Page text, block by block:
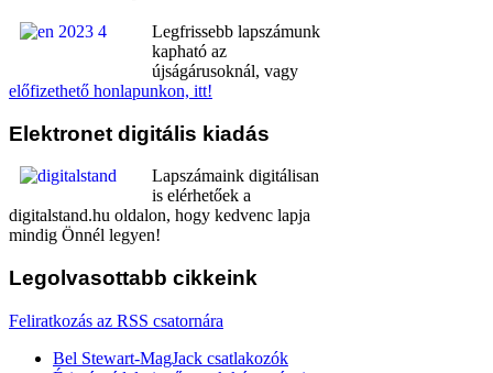
Legfrissebb lapszámunk
kapható az
újságárusoknál, vagy
előfizethető honlapunkon, itt!
Elektronet digitális kiadás
Lapszámaink digitálisan
is elérhetőek a
digitalstand.hu oldalon, hogy kedvenc lapja
mindig Önnél legyen!
Legolvasottabb cikkeink
Feliratkozás az RSS csatornára
Bel Stewart-MagJack csatlakozók